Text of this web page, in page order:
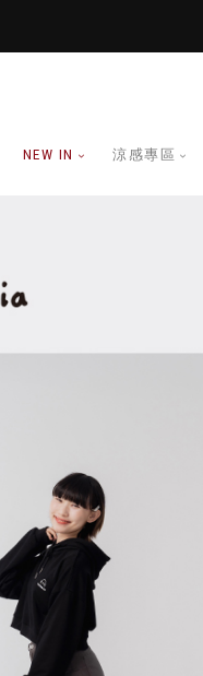
NEW IN 涼感專區